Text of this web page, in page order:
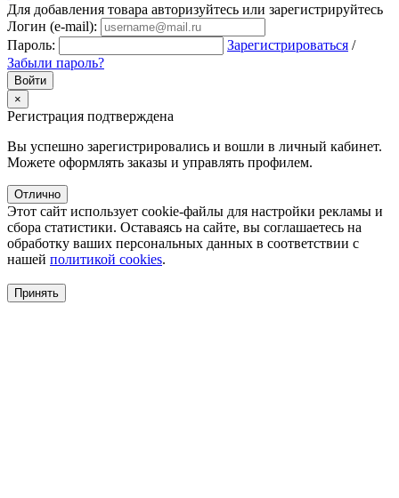
Для добавления товара авторизуйтесь или зарегистрируйтесь
Логин (e-mail):
Пароль:
Зарегистрироваться /
Забыли пароль?
×
Регистрация подтверждена
Вы успешно зарегистрировались и вошли в личный кабинет.
Можете оформлять заказы и управлять профилем.
Отлично
Этот сайт использует cookie-файлы для настройки рекламы и
сбора статистики. Оставаясь на сайте, вы соглашаетесь на
обработку ваших персональных данных в соответствии с
нашей политикой cookies.
Принять